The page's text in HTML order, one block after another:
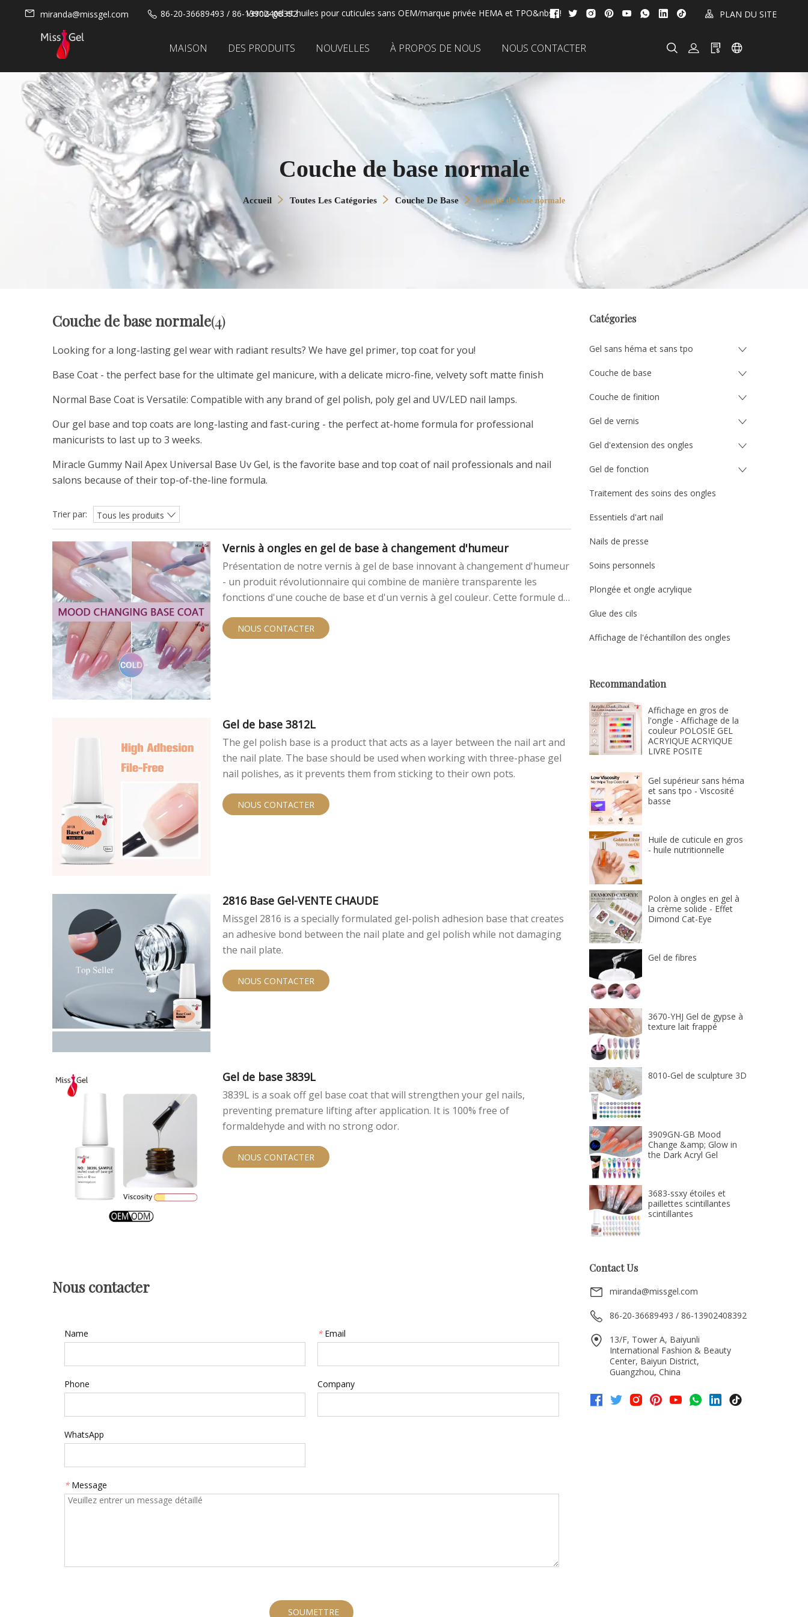
miranda@missgel.com 86-20-36689493 / 86-13902408392Vernis gel et huiles pour cuticules sans OEM/marque privée HEMA et TPO&nbsp;! PLAN DU SITE
MAISON DES PRODUITS NOUVELLES À PROPOS DE NOUS NOUS CONTACTER
Couche de base normale
Accueil Toutes Les Catégories Couche De Base Couche de base normale
Couche de base normale(4)
Looking for a long-lasting gel wear with radiant results? We have gel primer, top coat for you!
Base Coat - the perfect base for the ultimate gel manicure, with a delicate micro-fine, velvety soft matte finish
Normal Base Coat is Versatile: Compatible with any brand of gel polish, poly gel and UV/LED nail lamps.
Our gel base and top coats are long-lasting and fast-curing - the perfect at-home formula for professional
manicurists to last up to 3 weeks.
Miracle Gummy Nail Apex Universal Base Uv Gel, is the favorite base and top coat of nail professionals and nail
salons because of their top-of-the-line formula.
Trier par: Tous les produits
Vernis à ongles en gel de base à changement d'humeur
Présentation de notre vernis à gel de base innovant à changement d'humeur
- un produit révolutionnaire qui combine de manière transparente les
fonctions d'une couche de base et d'un vernis à gel couleur. Cette formule de
teintes vibrantes et des tons nues pour compléter chaque humeur et
NOUS CONTACTER
Gel de base 3812L
The gel polish base is a product that acts as a layer between the nail art and
the nail plate. The base should be used when working with three-phase gel
nail polishes, as it prevents them from sticking to their own pots.
NOUS CONTACTER
2816 Base Gel-VENTE CHAUDE
Missgel 2816 is a specially formulated gel-polish adhesion base that creates
an adhesive bond between the nail plate and gel polish while not damaging
the nail plate.
NOUS CONTACTER
Gel de base 3839L
3839L is a soak off gel base coat that will strengthen your gel nails,
preventing premature lifting after application. It is 100% free of
formaldehyde and with no strong odor.
NOUS CONTACTER
Nous contacter
Name * Email
Phone Company
WhatsApp
* Message
SOUMETTRE
Catégories
Gel sans héma et sans tpo
Couche de base
Couche de finition
Gel de vernis
Gel d'extension des ongles
Gel de fonction
Traitement des soins des ongles
Essentiels d'art nail
Nails de presse
Soins personnels
Plongée et ongle acrylique
Glue des cils
Affichage de l'échantillon des ongles
Recommandation
Affichage en gros de
l'ongle - Affichage de la
couleur POLOSIE GEL
ACRYIQUE ACRYIQUE
LIVRE POSITE
Gel supérieur sans héma
et sans tpo - Viscosité
basse
Huile de cuticule en gros
- huile nutritionnelle
Polon à ongles en gel à
la crème solide - Effet
Dimond Cat-Eye
Gel de fibres
3670-YHJ Gel de gypse à
texture lait frappé
8010-Gel de sculpture 3D
3909GN-GB Mood
Change &amp; Glow in
the Dark Acryl Gel
3683-ssxy étoiles et
paillettes scintillantes
scintillantes
Contact Us
miranda@missgel.com
86-20-36689493 / 86-13902408392
13/F, Tower A, Baiyunli
International Fashion & Beauty
Center, Baiyun District,
Guangzhou, China